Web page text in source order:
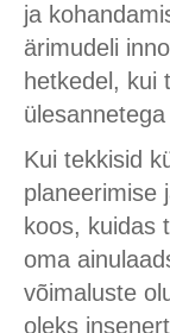
ja
ärimudeli
hetkedel, kui
Kui tekkisid
planeerimise
koos, kuidas
oma
võimaluste
oleks